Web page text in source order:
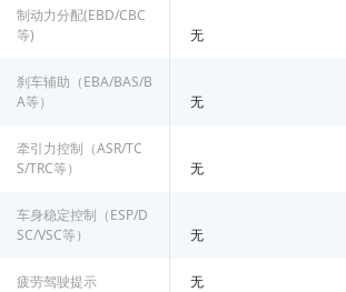
制动力分配(EBD/CBC
等)
无
刹车辅助（EBA/BAS/B
A等）
无
牵引力控制（ASR/TC
S/TRC等）
无
车身稳定控制（ESP/D
SC/VSC等）
无
疲劳驾驶提示 无